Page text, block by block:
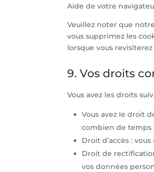
Aide de votre
Veuillez noter que
vous supprimez les
lorsque vous
9. Vos droits
Vous avez les droits
Vous avez le droit
combien de temps
Droit d’accès :
Droit de
vos données